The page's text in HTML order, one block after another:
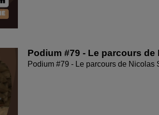
Podium #79 - Le parcours de
Podium #79 - Le parcours de Nicolas